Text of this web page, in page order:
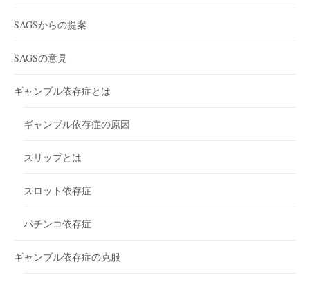
SAGSからの提案
SAGSの意見
ギャンブル依存症とは
ギャンブル依存症の原因
スリップとは
スロット依存症
パチンコ依存症
ギャンブル依存症の克服